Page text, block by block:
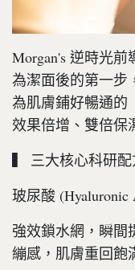
Morgan's 逆時光
為潔面後的第一步
為肌膚鋪好暢通的
效果倍增、雙倍保
▍ 三大核心科研
玻尿酸
強效鎖水網，瞬間
繃感，肌膚重回飽